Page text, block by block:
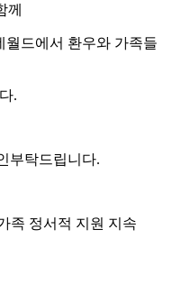
께
드에서 환우와 가족들
.
부탁드립니다.
족 정서적 지원 지속